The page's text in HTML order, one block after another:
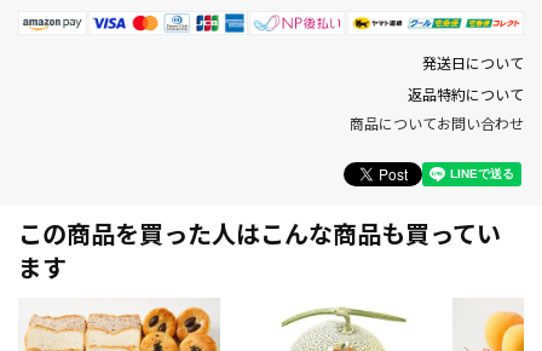
発送日について
返品特約について
商品についてお問い合わせ
この商品を買った人はこんな商品も買ってい
ます